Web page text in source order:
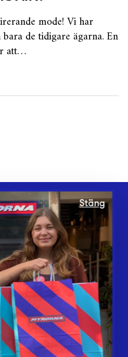
mode! Vi har
de tidigare ägarna. En
att…
Stäng